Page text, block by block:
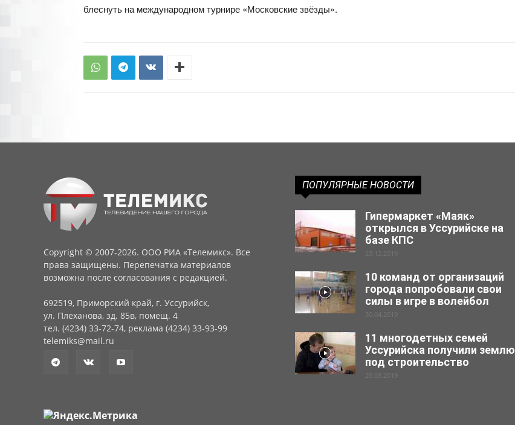
блеснуть на международном турнире «Московские звёзды».
Copyright © 2007-2026. ООО РИА «Телемикс». Все
права защищены. Перепечатка материалов
возможна после согласования с редакцией.
692519, Приморский край, г. Уссурийск,
ул. Плеханова, зд. 85в, помещ. 4
тел. (4234) 33-72-74, реклама (4234) 33-93-99
telemiks@mail.ru
ПОПУЛЯРНЫЕ НОВОСТИ
Гипермаркет «Маяк»
открылся в Уссурийске на
базе КПС
23.12.2019
10 команд от организаций
города попробовали свои
силы в игре в волейбол
30.04.2019
11 многодетных семей
Уссурийска получили землю
под строительство
29.03.2019